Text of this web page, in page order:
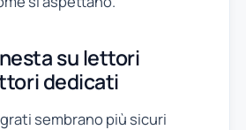
su lettori
dedicati
sembrano più sicuri